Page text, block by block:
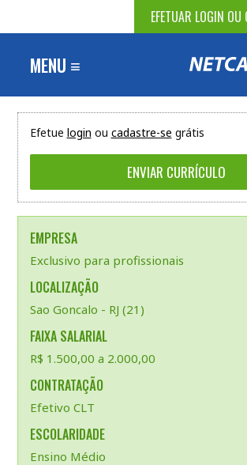
EFETUAR LOGIN
MENU ≡
Efetue login ou cadastre-se grátis
EMPRESA
Exclusivo para profissionais
LOCALIZAÇÃO
Sao Goncalo - RJ (21)
FAIXA SALARIAL
R$ 1.500,00 a 2.000,00
CONTRATAÇÃO
Efetivo CLT
ESCOLARIDADE
Ensino Médio